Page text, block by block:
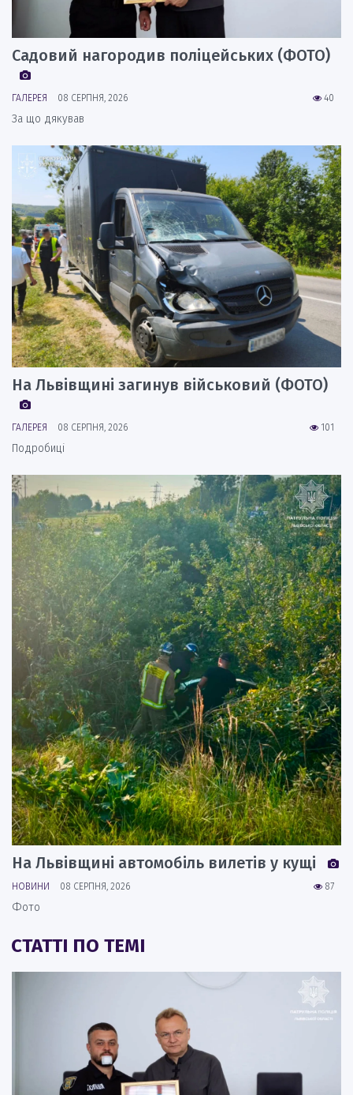
Садовий нагородив поліцейських (ФОТО)
40
ГАЛЕРЕЯ 08 СЕРПНЯ, 2026
За що дякував
На Львівщині загинув військовий (ФОТО)
101
ГАЛЕРЕЯ 08 СЕРПНЯ, 2026
Подробиці
На Львівщині автомобіль вилетів у кущі
87
НОВИНИ 08 СЕРПНЯ, 2026
Фото
СТАТТІ ПО ТЕМІ